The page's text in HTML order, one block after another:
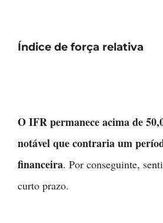
Índice de força relativa
O IFR permanece acima de
notável que contraria um
financeira. Por conseguinte,
curto prazo.